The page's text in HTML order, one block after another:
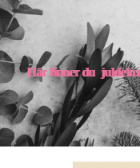
Här finner du